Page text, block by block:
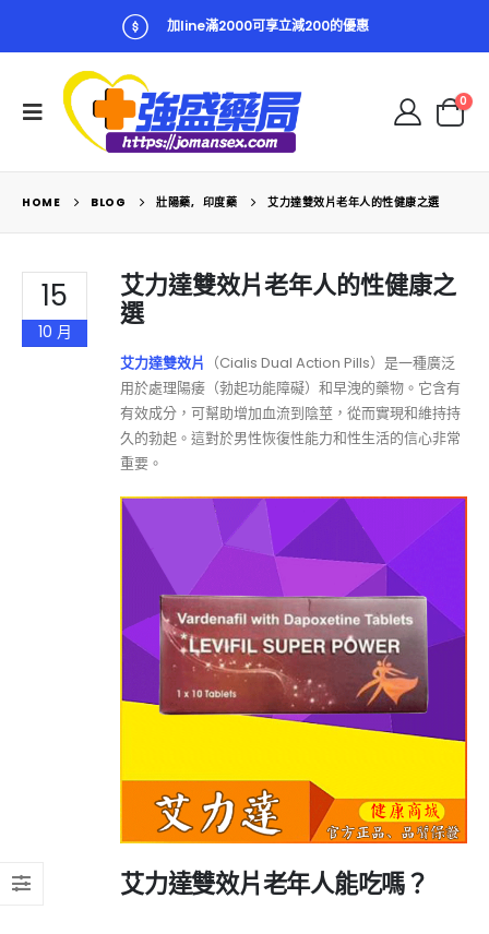
加line滿2000可享立減200的優惠
0
HOME BLOG 壯陽藥, 印度藥 艾力達雙效片老年人的性健康之選
15
10 月
艾力達雙效片老年人的性健康之
選
艾力達雙效片 （Cialis Dual Action Pills）是一種廣泛
用於處理陽痿（勃起功能障礙）和早洩的藥物。它含有
有效成分，可幫助增加血流到陰莖，從而實現和維持持
久的勃起。這對於男性恢復性能力和性生活的信心非常
重要。
艾力達雙效片老年人能吃嗎？